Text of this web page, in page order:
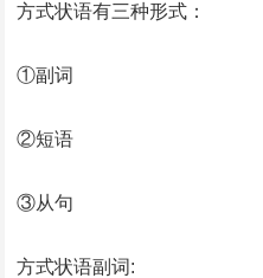
方式状语有三种形式：
①副词
②短语
③从句
方式状语副词: